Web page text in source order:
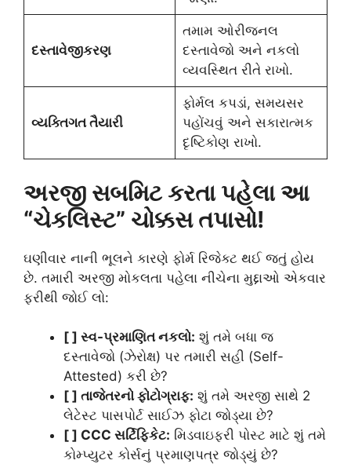
દસ્તાવેજીકરણ
તમામ ઓરીજનલ
દસ્તાવેજો અને નકલો
વ્યવસ્થિત રીતે રાખો.
વ્યક્તિગત તૈયારી
ફોર્મલ કપડાં, સમયસર
પહોંચવું અને સકારાત્મક
દૃષ્ટિકોણ રાખો.
અરજી સબમિટ કરતા પહેલા આ
“ચેકલિસ્ટ” ચોક્કસ તપાસો!
ઘણીવાર નાની ભૂલને કારણે ફોર્મ રિજેક્ટ થઈ જતું હોય
છે. તમારી અરજી મોકલતા પહેલા નીચેના મુદ્દાઓ એકવાર
ફરીથી જોઈ લો:
[ ] સ્વ-પ્રમાણિત નકલો: શું તમે બધા જ
દસ્તાવેજો (ઝેરોક્ષ) પર તમારી સહી (Self-
Attested) કરી છે?
[ ] તાજેતરનો ફોટોગ્રાફ: શું તમે અરજી સાથે 2
લેટેસ્ટ પાસપોર્ટ સાઈઝ ફોટા જોડ્યા છે?
[ ] CCC સર્ટિફિકેટ: મિડવાઇફરી પોસ્ટ માટે શું તમે
કોમ્પ્યુટર કોર્સનું પ્રમાણપત્ર જોડ્યું છે?